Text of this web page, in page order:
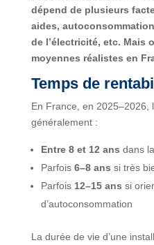
dépend de plusieurs
aides,
de l’électricité, etc. Mais
moyennes réalistes en
Temps de
En France, en 2025–2026,
généralement :
Entre 8 et 12 ans dans
Parfois 6–8 ans si très
Parfois 12–15 ans si
d’autoconsommation
La durée de vie d’une